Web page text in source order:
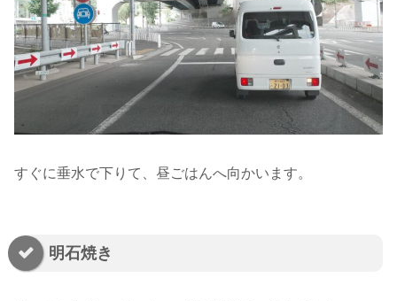
すぐに垂水で下りて、昼ごはんへ向かいます。
明石焼き